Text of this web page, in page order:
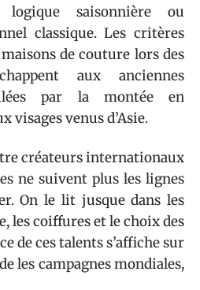
saisonnière ou
classique. Les critères
de couture lors des
aux anciennes
par la montée en
visages venus d’Asie.
créateurs internationaux
ne suivent plus les lignes
On le lit jusque dans les
les coiffures et le choix des
de ces talents s’affiche sur
les campagnes mondiales,